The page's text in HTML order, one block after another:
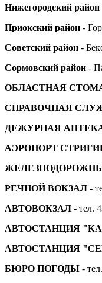
Нижегородский район
Приокский район -
Советский район -
Сормовский район -
ОБЛАСТНАЯ
СПРАВОЧНАЯ
ДЕЖУРНАЯ
АЭРОПОРТ
РЕЧНОЙ ВОКЗАЛ -
АВТОВОКЗАЛ - тел.
АВТОСТАНЦИЯ
АВТОСТАНЦИЯ
БЮРО ПОГОДЫ -